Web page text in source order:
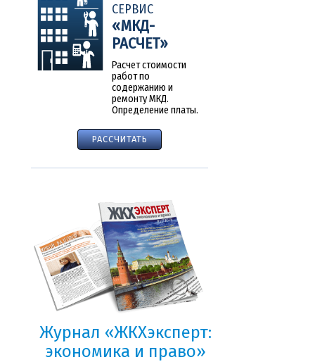
СЕРВИС
«МКД-
РАСЧЕТ»
Расчет стоимости
работ по
содержанию и
ремонту МКД.
Определение платы.
РАССЧИТАТЬ
Журнал «ЖКХэксперт:
экономика и право»